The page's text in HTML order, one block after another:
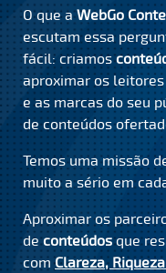
O que aWebGo
escutam essa
fácil: criamos
aproximar os
e as marcas do seu
de conteúdos
Temos uma missão
muito a sério em
Aproximar os
deconteúdosque
comClareza,